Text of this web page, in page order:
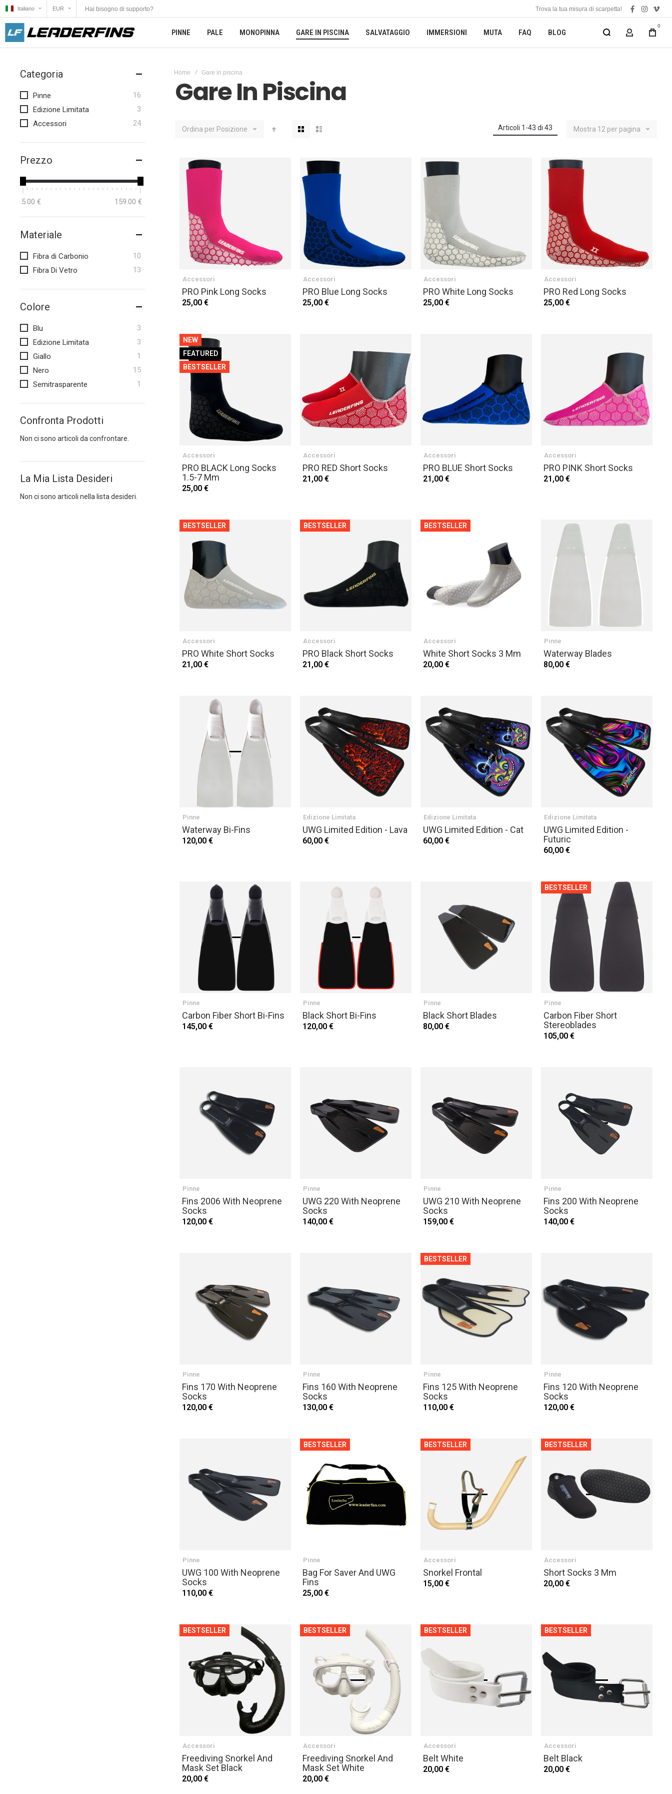
Italiano EUR Hai bisogno di supporto? Trova la tua misura di scarpetta!
facebook
PINNE PALE MONOPINNA GARE IN PISCINA SALVATAGGIO IMMERSIONI MUTA FAQ BLOG MY
0
Home Gare in piscina
Gare In Piscina
Ordina per Posizione
Mostra
come
Articoli 1 -43 di 43 Mostra 12 per pagina
Accessori
PRO Pink Long Socks
25,00 €
Accessori
PRO Blue Long Socks
25,00 €
Accessori
PRO White Long Socks
25,00 €
Accessori
PRO Red Long Socks
25,00 €
NEW
FEATURED
BESTSELLER
Accessori
PRO BLACK Long Socks
1.5-7 Mm
25,00 €
Accessori
PRO RED Short Socks
21,00 €
Accessori
PRO BLUE Short Socks
21,00 €
Accessori
PRO PINK Short Socks
21,00 €
BESTSELLER
Accessori
PRO White Short Socks
21,00 €
BESTSELLER
Accessori
PRO Black Short Socks
21,00 €
BESTSELLER
Accessori
White Short Socks 3 Mm
20,00 €
Pinne
Waterway Blades
80,00 €
Pinne
Waterway Bi-Fins
120,00 €
Edizione Limitata
UWG Limited Edition - Lava
60,00 €
Edizione Limitata
UWG Limited Edition - Cat
60,00 €
Edizione Limitata
UWG Limited Edition -
Futuric
60,00 €
Pinne
Carbon Fiber Short Bi-Fins
145,00 €
Pinne
Black Short Bi-Fins
120,00 €
Pinne
Black Short Blades
80,00 €
BESTSELLER
Pinne
Carbon Fiber Short
Stereoblades
105,00 €
Pinne
Fins 2006 With Neoprene
Socks
120,00 €
Pinne
UWG 220 With Neoprene
Socks
140,00 €
Pinne
UWG 210 With Neoprene
Socks
159,00 €
Pinne
Fins 200 With Neoprene
Socks
140,00 €
Pinne
Fins 170 With Neoprene
Socks
120,00 €
Pinne
Fins 160 With Neoprene
Socks
130,00 €
BESTSELLER
Pinne
Fins 125 With Neoprene
Socks
110,00 €
Pinne
Fins 120 With Neoprene
Socks
120,00 €
Pinne
UWG 100 With Neoprene
Socks
110,00 €
BESTSELLER
Pinne
Bag For Saver And UWG
Fins
25,00 €
BESTSELLER
Accessori
Snorkel Frontal
15,00 €
BESTSELLER
Accessori
Short Socks 3 Mm
20,00 €
BESTSELLER
Accessori
Freediving Snorkel And
Mask Set Black
20,00 €
BESTSELLER
Accessori
Freediving Snorkel And
Mask Set White
20,00 €
BESTSELLER
Accessori
Belt White
20,00 €
BESTSELLER
Accessori
Belt Black
20,00 €
Categoria
Pinne 16
Edizione Limitata
3
Accessori
24elementi
Prezzo
5.00 € 159.00 €
Materiale
Fibra di Carbonio 10
Fibra Di Vetro
13
Colore
Blu 3
Edizione Limitata
3
Giallo
1
Nero
15elementi
Semitrasparente
1
Confronta Prodotti
Non ci sono articoli da confrontare.
La Mia Lista Desideri
Non ci sono articoli nella lista desideri.